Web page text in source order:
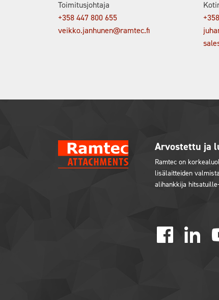
Toimitusjohtaja
+358 447 800 655
veikko.janhunen@ramtec.fi
Arvostettu ja
Ramtec on
lisälaitteiden
alihankkija
facebook